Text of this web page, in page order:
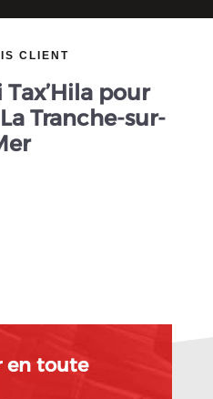
CLIENT
pour
Tranche-sur-
en toute